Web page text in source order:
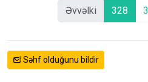
Əvvəlki 328
Səhf olduğunu bildir